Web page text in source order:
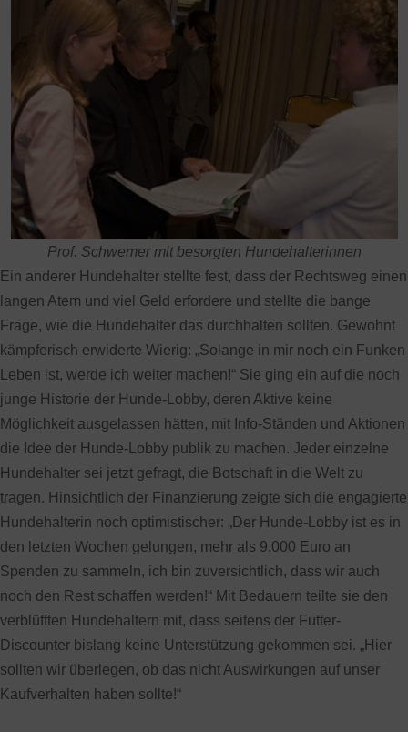
Prof. Schwemer mit besorgten Hundehalterinnen
Ein anderer Hundehalter stellte fest, dass der Rechtsweg einen
langen Atem und viel Geld erfordere und stellte die bange
Frage, wie die Hundehalter das durchhalten sollten. Gewohnt
kämpferisch erwiderte Wierig: „Solange in mir noch ein Funken
Leben ist, werde ich weiter machen!“ Sie ging ein auf die noch
junge Historie der Hunde-Lobby, deren Aktive keine
Möglichkeit ausgelassen hätten, mit Info-Ständen und Aktionen
die Idee der Hunde-Lobby publik zu machen. Jeder einzelne
Hundehalter sei jetzt gefragt, die Botschaft in die Welt zu
tragen. Hinsichtlich der Finanzierung zeigte sich die engagierte
Hundehalterin noch optimistischer: „Der Hunde-Lobby ist es in
den letzten Wochen gelungen, mehr als 9.000 Euro an
Spenden zu sammeln, ich bin zuversichtlich, dass wir auch
noch den Rest schaffen werden!“ Mit Bedauern teilte sie den
verblüfften Hundehaltern mit, dass seitens der Futter-
Discounter bislang keine Unterstützung gekommen sei. „Hier
sollten wir überlegen, ob das nicht Auswirkungen auf unser
Kaufverhalten haben sollte!“